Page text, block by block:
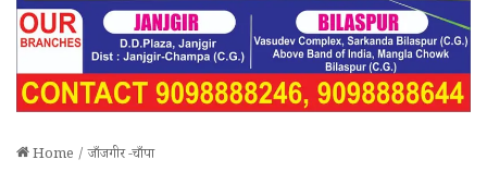
Home / जाँजगीर -चाँपा